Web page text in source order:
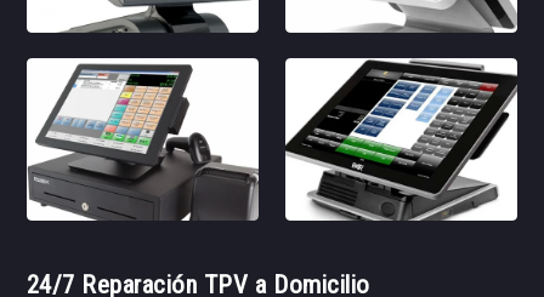
24/7 Reparación TPV a Domicilio